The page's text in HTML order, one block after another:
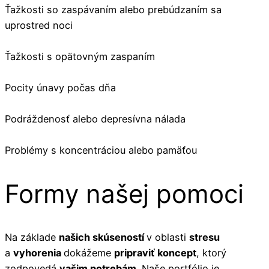
Ťažkosti so zaspávaním alebo prebúdzaním sa
uprostred noci
Ťažkosti s opätovným zaspaním
Pocity únavy počas dňa
Podráždenosť alebo depresívna nálada
Problémy s koncentráciou alebo pamäťou
Formy našej pomoci
Na základe našich skúsenostív oblasti stresu
a vyhorenia dokážeme pripraviť koncept, ktorý